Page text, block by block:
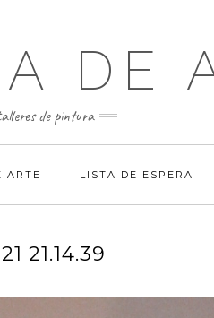
DE
de pintura
ARTE LISTA DE ESPERA
21.14.39